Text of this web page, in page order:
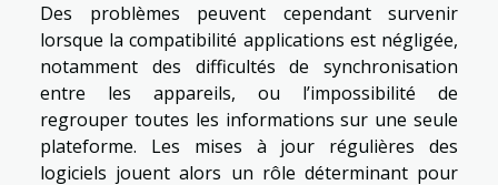
Des problèmes peuvent cependant survenir
lorsque la compatibilité applications est négligée,
notamment des difficultés de synchronisation
entre les appareils, ou l’impossibilité de
regrouper toutes les informations sur une seule
plateforme. Les mises à jour régulières des
logiciels jouent alors un rôle déterminant pour